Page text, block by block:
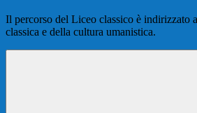
Il percorso del Liceo classico è indirizzato
classica e della cultura umanistica.